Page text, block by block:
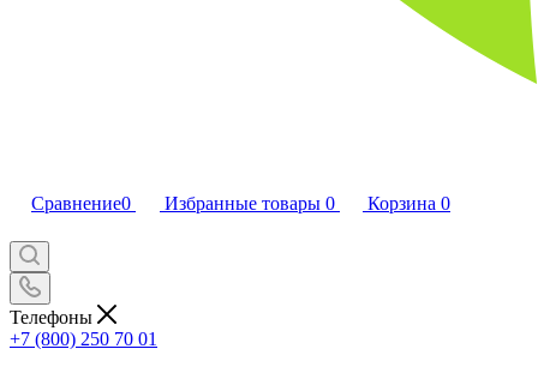
Сравнение0 Избранные товары 0 Корзина 0
Телефоны
+7 (800) 250 70 01